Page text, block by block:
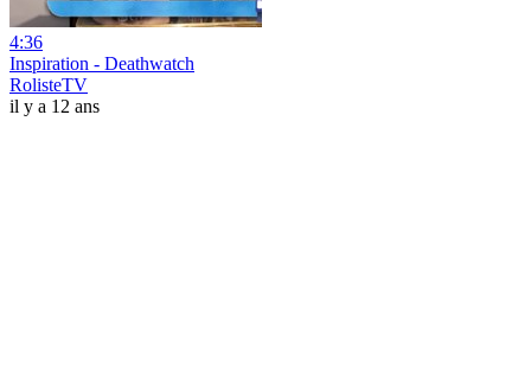
4:36
Inspiration - Deathwatch
RolisteTV
il y a 12 ans